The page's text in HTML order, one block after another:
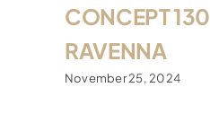
CONCEPT 130
RAVENNA
November 25, 2024